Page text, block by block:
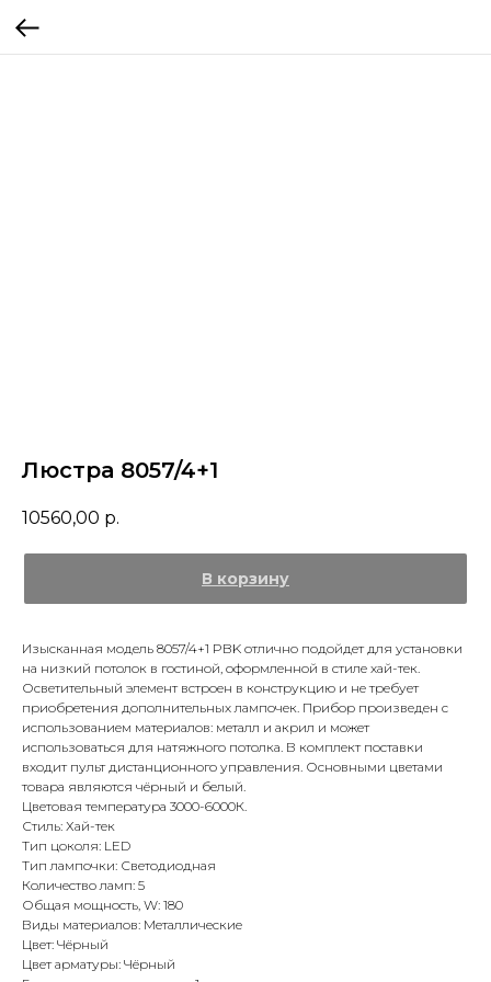
Люстра 8057/4+1
10560,00 р.
В корзину
Изысканная модель 8057/4+1 PBK отлично подойдет для установки
на низкий потолок в гостиной, оформленной в стиле хай-тек.
Осветительный элемент встроен в конструкцию и не требует
приобретения дополнительных лампочек. Прибор произведен с
использованием материалов: металл и акрил и может
использоваться для натяжного потолка. В комплект поставки
входит пульт дистанционного управления. Основными цветами
товара являются чёрный и белый.
Цветовая температура 3000-6000К.
Стиль: Хай-тек
Тип цоколя: LED
Тип лампочки: Светодиодная
Количество ламп: 5
Общая мощность, W: 180
Виды материалов: Металлические
Цвет: Чёрный
Цвет арматуры: Чёрный